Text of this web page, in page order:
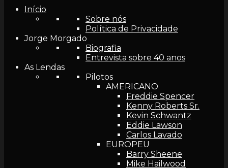
Início
Sobre nós
Política de Privacidade
Jorge Morgado
Biografia
Entrevista sobre 40 anos
As Lendas
Pilotos
AMERICANO
Freddie Spencer
Kenny Roberts Sr.
Kevin Schwantz
Eddie Lawson
Carlos Lavado
EUROPEU
Barry Sheene
Mike Hailwood